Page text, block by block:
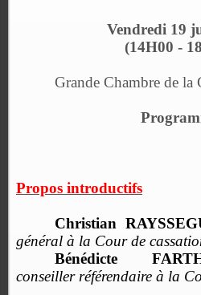
Vendredi 19
(14H00 -
Grande Chambre de la
Propos introductifs
Christian
général à la Cour de
Bénédicte
conseiller référendaire à la